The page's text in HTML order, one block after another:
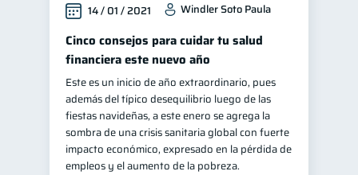
14 / 01 / 2021 Windler Soto Paula
Cinco consejos para cuidar tu salud
financiera este nuevo año
Este es un inicio de año extraordinario, pues
además del típico desequilibrio luego de las
fiestas navideñas, a este enero se agrega la
sombra de una crisis sanitaria global con fuerte
impacto económico, expresado en la pérdida de
empleos y el aumento de la pobreza.